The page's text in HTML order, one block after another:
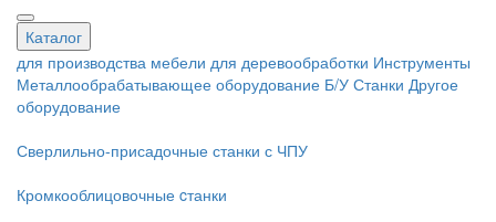
Каталог
для производства мебели для деревообработки Инструменты
Металлообрабатывающее оборудование Б/У Станки Другое
оборудование
Сверлильно-присадочные станки с ЧПУ
Кромкооблицовочные cтанки